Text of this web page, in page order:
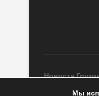
Новости
Мы